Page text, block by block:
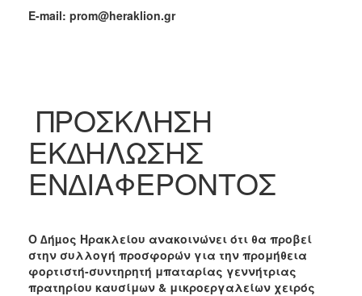
ΠΟΛΙΤΙΣΜΟΣ
ΑΝΘΕΚΤΙΚΗ
ΠΟΛΗ
E-mail: prom@heraklion.gr
ΠΡΟΣΚΛΗΣΗ
ΕΚ∆ΗΛΩΣΗΣ
ΕΝ∆ΙΑΦΕΡΟΝΤΟΣ
Ο ∆ήµος Ηρακλείου ανακοινώνει ότι θα προβεί
στην συλλογή προσφορών για την προμήθεια
φορτιστή-συντηρητή μπαταρίας γεννήτριας
πρατηρίου καυσίμων & μικροεργαλείων χειρός